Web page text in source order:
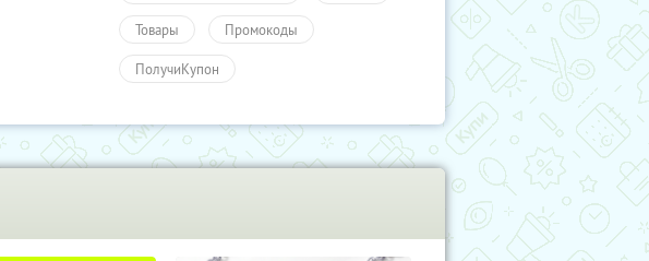
Товары Промокоды
ПолучиКупон